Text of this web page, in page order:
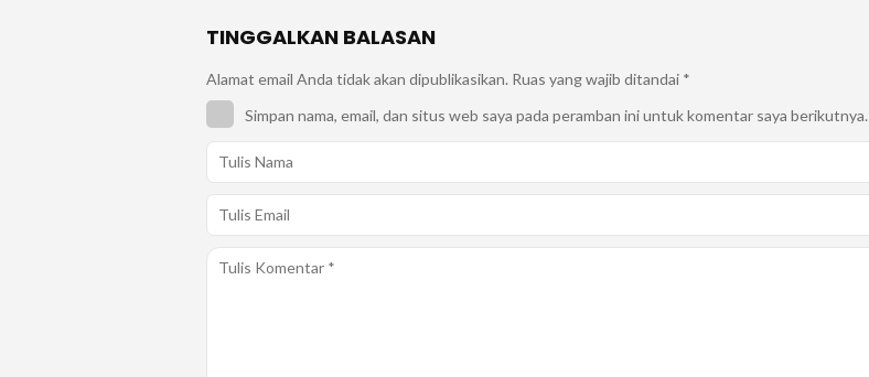
TINGGALKAN BALASAN
Alamat email Anda tidak akan dipublikasikan. Ruas yang wajib ditandai *
Simpan nama, email, dan situs web saya pada peramban ini untuk komentar saya berikutnya.